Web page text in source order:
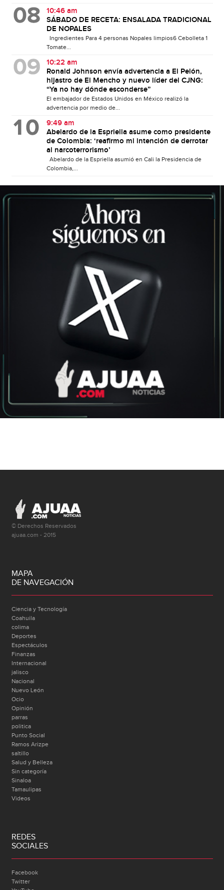
10:46 am
SÁBADO DE RECETA: ENSALADA TRADICIONAL
DE NOPALES
Ingredientes Para 4 personas Nopales limpios6 Cebolleta 1
Tomate...
10:22 am
Ronald Johnson envía advertencia a El Pelón,
hijastro de El Mencho y nuevo líder del CJNG:
“Ya no hay dónde esconderse”
El embajador de Estados Unidos en México realizó la
advertencia por medio de...
9:49 am
Abelardo de la Espriella asume como presidente
de Colombia: ‘reafirmo mi intención de derrotar
al narcoterrorismo’
Abelardo de la Espriella asumió en Cali la Presidencia de
Colombia,...
© Derechos Reservados
ajuaa.com - 2015
MAPA
DE NAVEGACIÓN
Ciencia y Tecnología
Coahuila
colima
Deportes
Espectáculos
Finanzas
Internacional
jalisco
Nacional
Nuevo León
Ocio
Opinión
parras
politica
Punto Social
Ramos Arizpe
saltillo
Salud y Belleza
Sin categoría
Sinaloa
Tamaulipas
Videos
REDES
SOCIALES
Facebook
Twitter